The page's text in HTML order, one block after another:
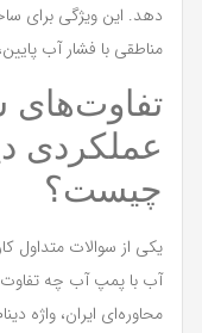
دهد. این ویژگی برای
مناطقی با فشار آب
تفاوت‌های
عملکردی
چیست؟
یکی از سوالات متداول
آب با پمپ آب چه
محاوره‌ای ایران، واژه